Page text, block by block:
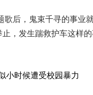
歌后，鬼束千寻的事业
止，发生踹救护车这样
小时候遭受校园暴力